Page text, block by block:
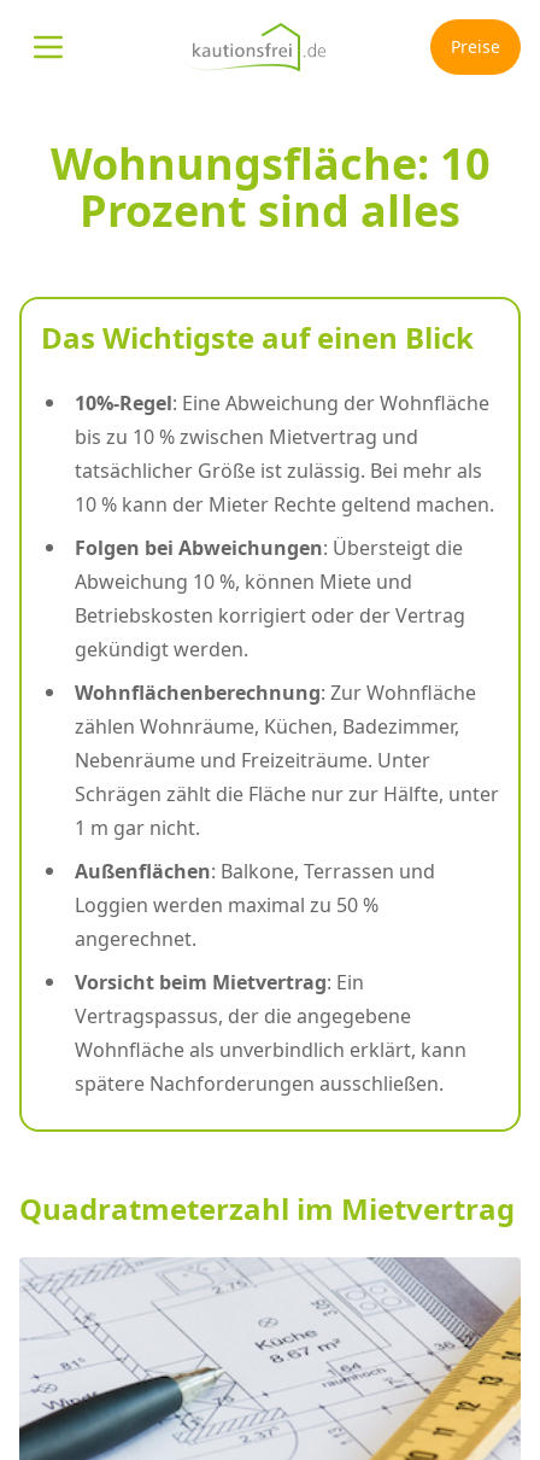
Menü öffnen Preise
Wohnungsfläche: 10
Prozent sind alles
Das Wichtigste auf einen Blick
10%-Regel: Eine Abweichung der Wohnfläche
bis zu 10 % zwischen Mietvertrag und
tatsächlicher Größe ist zulässig. Bei mehr als
10 % kann der Mieter Rechte geltend machen.
Folgen bei Abweichungen: Übersteigt die
Abweichung 10 %, können Miete und
Betriebskosten korrigiert oder der Vertrag
gekündigt werden.
Wohnflächenberechnung: Zur Wohnfläche
zählen Wohnräume, Küchen, Badezimmer,
Nebenräume und Freizeiträume. Unter
Schrägen zählt die Fläche nur zur Hälfte, unter
1 m gar nicht.
Außenflächen: Balkone, Terrassen und
Loggien werden maximal zu 50 %
angerechnet.
Vorsicht beim Mietvertrag: Ein
Vertragspassus, der die angegebene
Wohnfläche als unverbindlich erklärt, kann
spätere Nachforderungen ausschließen.
Quadratmeterzahl im Mietvertrag